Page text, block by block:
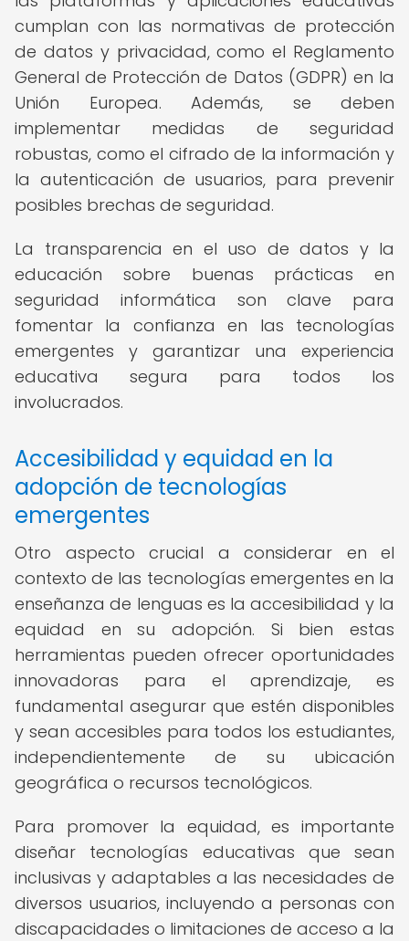
cumplan con las normativas de protección
de datos y privacidad, como el Reglamento
General de Protección de Datos (GDPR) en la
Unión Europea. Además, se deben
implementar medidas de seguridad
robustas, como el cifrado de la información y
la autenticación de usuarios, para prevenir
posibles brechas de seguridad.
La transparencia en el uso de datos y la
educación sobre buenas prácticas en
seguridad informática son clave para
fomentar la confianza en las tecnologías
emergentes y garantizar una experiencia
educativa segura para todos los
involucrados.
Accesibilidad y equidad en la
adopción de tecnologías
emergentes
Otro aspecto crucial a considerar en el
contexto de las tecnologías emergentes en la
enseñanza de lenguas es la accesibilidad y la
equidad en su adopción. Si bien estas
herramientas pueden ofrecer oportunidades
innovadoras para el aprendizaje, es
fundamental asegurar que estén disponibles
y sean accesibles para todos los estudiantes,
independientemente de su ubicación
geográfica o recursos tecnológicos.
Para promover la equidad, es importante
diseñar tecnologías educativas que sean
inclusivas y adaptables a las necesidades de
diversos usuarios, incluyendo a personas con
discapacidades o limitaciones de acceso a la